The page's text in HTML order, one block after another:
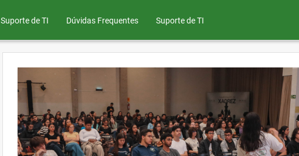
Suporte de TI Dúvidas Frequentes Suporte de TI